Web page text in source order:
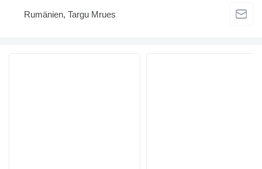
Rumänien, Targu Mrues